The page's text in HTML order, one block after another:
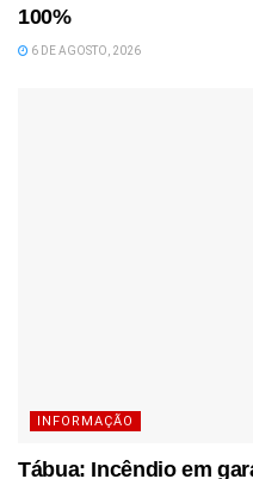
100%
6 DE AGOSTO, 2026
INFORMAÇÃO
Tábua: Incêndio em